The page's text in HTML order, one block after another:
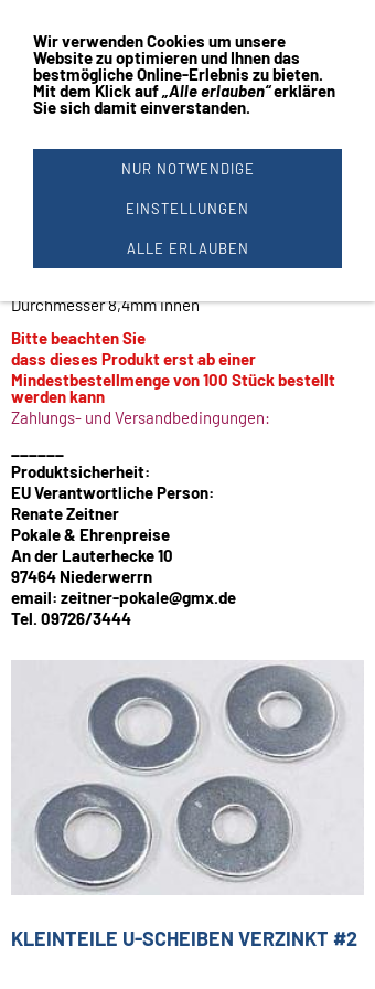
Navigation einblenden
VERZINKT #2
U-Scheiben verzinkt
Durchmesser 8,4mm innen
Bitte beachten Sie
dass dieses Produkt erst ab einer
Mindestbestellmenge von 100 Stück bestellt
werden kann
Zahlungs- und Versandbedingungen:
______
Produktsicherheit:
EU Verantwortliche Person:
Renate Zeitner
Pokale & Ehrenpreise
An der Lauterhecke 10
97464 Niederwerrn
email: zeitner-pokale@gmx.de
Tel. 09726/3444
KLEINTEILE U-SCHEIBEN VERZINKT #2
Wir verwenden Cookies um unsere
Website zu optimieren und Ihnen das
bestmögliche Online-Erlebnis zu bieten.
Mit dem Klick auf„Alle erlauben“erklären
Sie sich damit einverstanden.
NUR NOTWENDIGE
EINSTELLUNGEN
ALLE ERLAUBEN